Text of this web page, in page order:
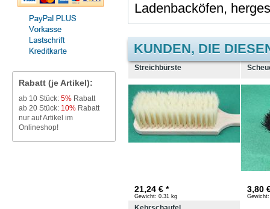
Rabatt (je Artikel):
ab 10 Stück: 5% Rabatt
ab 20 Stück: 10% Rabatt
nur auf Artikel im
Onlineshop!
Ladenbacköfen,
KUNDEN, DIE
Streichbürste
21,24 € *
Gewicht: 0.31 kg
3,80
Gewicht: